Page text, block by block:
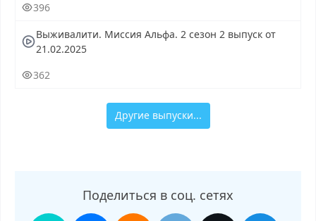
396
Выживалити. Миссия Альфа. 2 сезон 2 выпуск от
21.02.2025
362
Другие выпуски...
Поделиться в соц. сетях